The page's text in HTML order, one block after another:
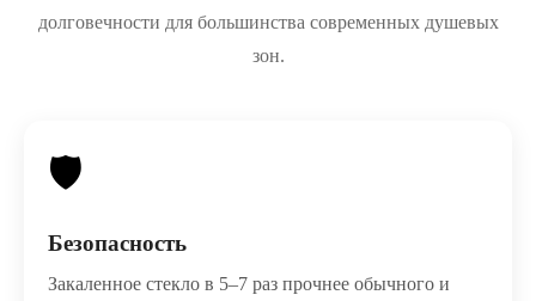
долговечности для большинства современных душевых
зон.
🛡️
Безопасность
Закаленное стекло в 5–7 раз прочнее обычного и